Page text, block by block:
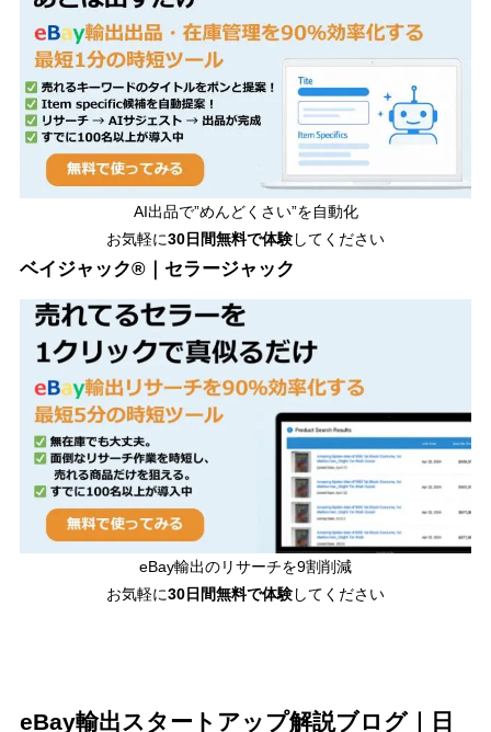
AI出品で”めんどくさい”を自動化
お気軽に30日間無料で体験してください
ベイジャック®｜セラージャック
eBay輸出のリサーチを9割削減
お気軽に30日間無料で体験してください
eBay輸出スタートアップ解説ブログ｜日